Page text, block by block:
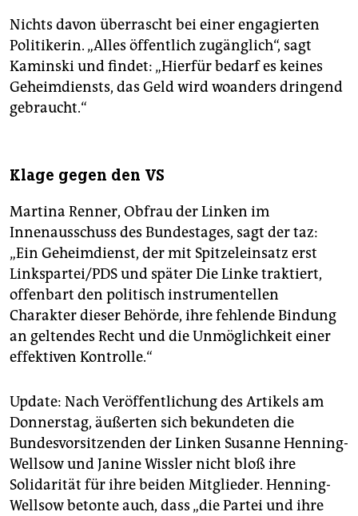
Nichts davon überrascht bei einer engagierten
Politikerin. „Alles öffentlich zugänglich“, sagt
Kaminski und findet: „Hierfür bedarf es keines
Geheimdiensts, das Geld wird woanders dringend
gebraucht.“
Klage gegen den VS
Martina Renner, Obfrau der Linken im
Innenausschuss des Bundestages, sagt der taz:
„Ein Geheimdienst, der mit Spitzeleinsatz erst
Linkspartei/PDS und später Die Linke traktiert,
offenbart den politisch instrumentellen
Charakter dieser Behörde, ihre fehlende Bindung
an geltendes Recht und die Unmöglichkeit einer
effektiven Kontrolle.“
Update: Nach Veröffentlichung des Artikels am
Donnerstag, äußerten sich bekundeten die
Bundesvorsitzenden der Linken Susanne Henning-
Wellsow und Janine Wissler nicht bloß ihre
Solidarität für ihre beiden Mitglieder. Henning-
Wellsow betonte auch, dass „die Partei und ihre